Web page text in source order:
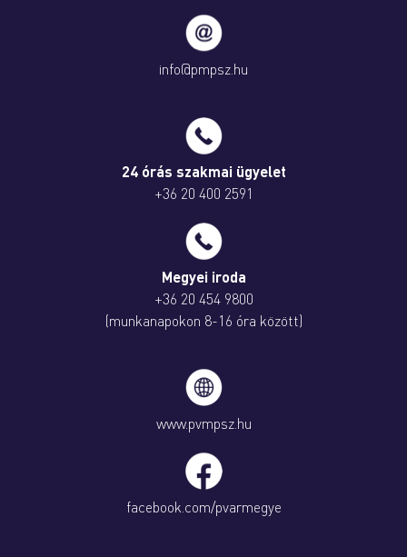
info@pmpsz.hu
24 órás szakmai ügyelet
+36 20 400 2591
Megyei iroda
+36 20 454 9800
(munkanapokon 8-16 óra között)
www.pvmpsz.hu
facebook.com/pvarmegye